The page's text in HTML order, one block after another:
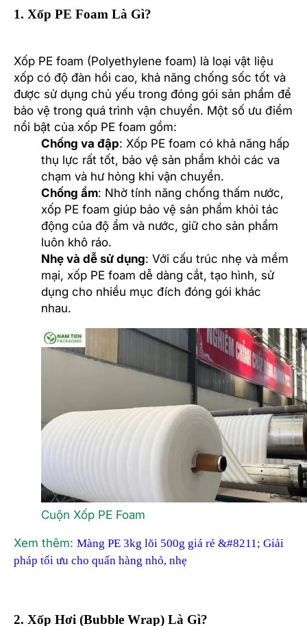
1. Xốp PE Foam Là Gì?
Xốp PE foam (Polyethylene foam) là loại vật liệu
xốp có độ đàn hồi cao, khả năng chống sốc tốt và
được sử dụng chủ yếu trong đóng gói sản phẩm để
bảo vệ trong quá trình vận chuyển. Một số ưu điểm
nổi bật của xốp PE foam gồm:
Chống va đập: Xốp PE foam có khả năng hấp
thụ lực rất tốt, bảo vệ sản phẩm khỏi các va
chạm và hư hỏng khi vận chuyển.
Chống ẩm: Nhờ tính năng chống thấm nước,
xốp PE foam giúp bảo vệ sản phẩm khỏi tác
động của độ ẩm và nước, giữ cho sản phẩm
luôn khô ráo.
Nhẹ và dễ sử dụng: Với cấu trúc nhẹ và mềm
mại, xốp PE foam dễ dàng cắt, tạo hình, sử
dụng cho nhiều mục đích đóng gói khác
nhau.
Cuộn Xốp PE Foam
Xem thêm: Màng PE 3kg lõi 500g giá rẻ &#8211; Giải
pháp tối ưu cho quấn hàng nhỏ, nhẹ
2. Xốp Hơi (Bubble Wrap) Là Gì?